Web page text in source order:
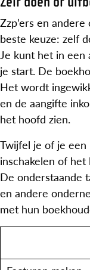
Zzp’ers en
beste keuze: zelf
Je kunt het in een
je start. De
Het wordt
en de aangifte
het hoofd zien.
Twijfel je of je
inschakelen of
De onderstaande
en andere
met hun